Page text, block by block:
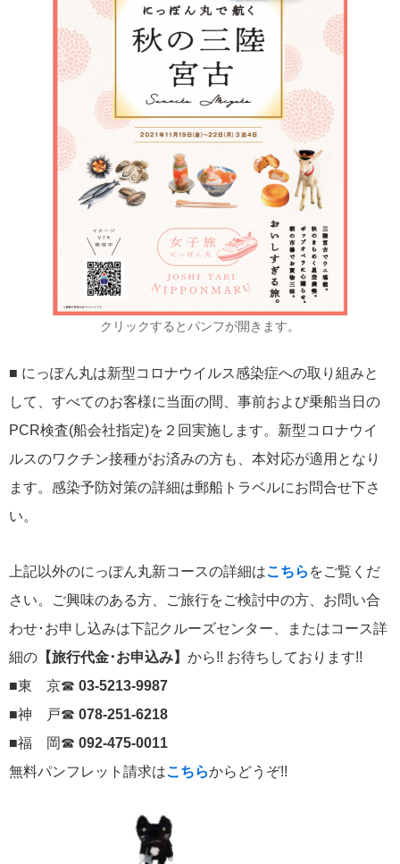
クリックするとパンフが開きます。
■ にっぽん丸は新型コロナウイルス感染症への取り組みと
して、すべてのお客様に当面の間、事前および乗船当日の
PCR検査(船会社指定)を２回実施します。新型コロナウイ
ルスのワクチン接種がお済みの方も、本対応が適用となり
ます。感染予防対策の詳細は郵船トラベルにお問合せ下さ
い。
上記以外のにっぽん丸新コースの詳細はこちら をご覧くだ
さい。ご興味のある方、ご旅行をご検討中の方、お問い合
わせ･お申し込みは下記クルーズセンター、またはコース詳
細の 【旅行代金･お申込み】 から!! お待ちしております!!
■東 京☎ 03-5213-9987
■神 戸☎ 078-251-6218
■福 岡☎ 092-475-0011
無料パンフレット請求はこちらからどうぞ!!